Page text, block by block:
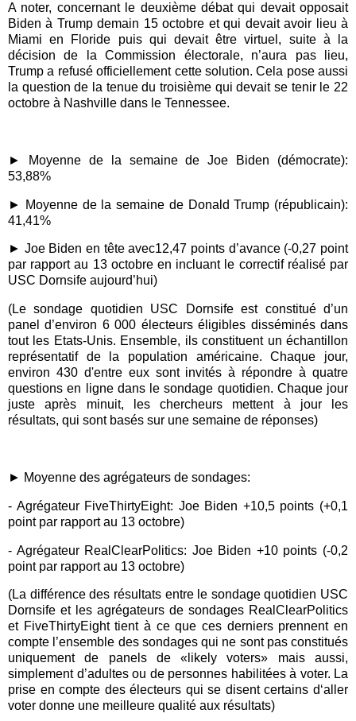
Anoter, concernant le deuxième débat qui devait opposait
Biden à Trump demain 15 octobre et qui devait avoir lieu à
Miami en Floride puis qui devait être virtuel, suite à la
décision de la Commission électorale, n’aura pas lieu,
Trump a refusé officiellement cette solution. Cela pose aussi
la question de la tenue du troisième qui devait se tenir le 22
octobre à Nashville dans le Tennessee.
► Moyenne de la semaine de Joe Biden (démocrate):
53,88%
► Moyenne de la semaine de Donald Trump (républicain):
41,41%
► Joe Biden en têteavec12,47 points d’avance (-0,27 point
par rapport au 13 octobre en incluant le correctif réalisé par
USC Dornsife aujourd’hui)
(Le sondage quotidien USC Dornsife est constitué d’un
panel d’environ 6 000 électeurs éligibles disséminés dans
tout les Etats-Unis. Ensemble, ils constituent un échantillon
représentatif de la population américaine. Chaque jour,
environ 430 d'entre eux sont invités à répondre à quatre
questions en ligne dans le sondage quotidien. Chaque jour
juste après minuit, les chercheurs mettent à jour les
résultats, qui sont basés sur une semaine de réponses)
► Moyenne des agrégateurs de sondages:
- Agrégateur FiveThirtyEight: Joe Biden +10,5 points (+0,1
point par rapport au 13 octobre)
- Agrégateur RealClearPolitics: Joe Biden +10 points (-0,2
point par rapport au 13 octobre)
(La différence des résultats entre le sondage quotidien USC
Dornsife et les agrégateurs de sondages RealClearPolitics
et FiveThirtyEight tient à ce que ces derniers prennent en
compte l’ensemble des sondages qui ne sont pas constitués
uniquement de panels de« likely voters» mais aussi,
simplement d’adultes ou de personnes habilitées à voter. La
prise en compte des électeurs qui se disent certains d‘aller
voter donne une meilleure qualité aux résultats)